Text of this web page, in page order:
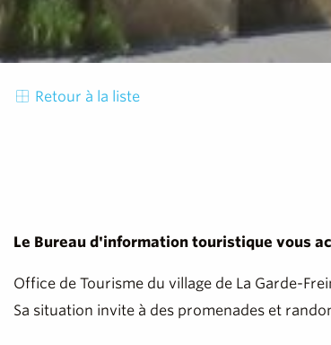
Retour à la liste
Le Bureau d'information touristique vous
Office de Tourisme du village de La Garde-
Sa situation invite à des promenades et